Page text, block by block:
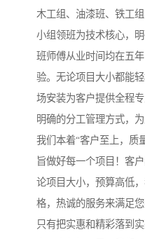
木工组、油漆班、铁工
小组领班为技术核心，
班师傅从业时间均在五
验。无论项目大小都能
场安装为客户提供全程
明确的分工管理方式，
我们本着“客户至上，质
旨做好每一个项目！客
论项目大小，预算高低
格，热诚的服务来满足
只有把实惠和精彩落到